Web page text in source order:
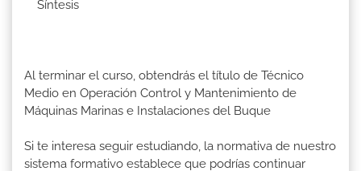
Síntesis
Al terminar el curso, obtendrás el título de Técnico
Medio en Operación Control y Mantenimiento de
Máquinas Marinas e Instalaciones del Buque
Si te interesa seguir estudiando, la normativa de nuestro
sistema formativo establece que podrías continuar